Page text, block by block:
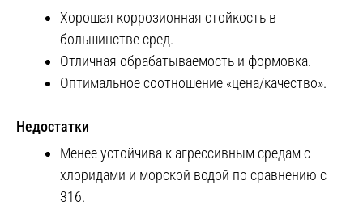
Хорошая коррозионная стойкость в
большинстве сред.
Отличная обрабатываемость и формовка.
Оптимальное соотношение «цена/качество».
Недостатки
Менее устойчива к агрессивным средам с
хлоридами и морской водой по сравнению с
316.